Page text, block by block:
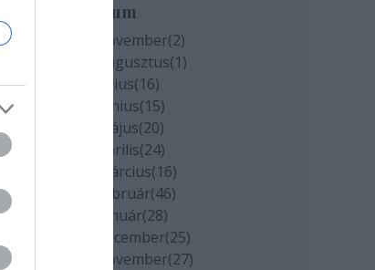
Archívum
2020 november(2)
2020 augusztus(1)
2020 július(16)
2020 június(15)
2020 május(20)
2020 április(24)
2020 március(16)
2020 február(46)
2020 január(28)
2019 december(25)
2019 november(27)